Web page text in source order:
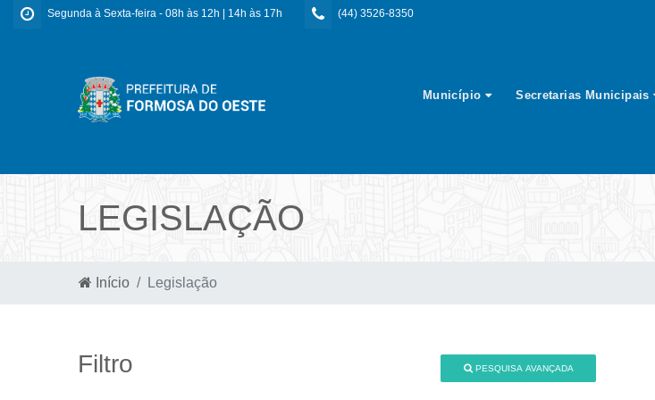
Segunda à Sexta-feira - 08h às 12h | 14h às 17h (44) 3526-8350
Município Secretarias Municipais
LEGISLAÇÃO
Início Legislação
Filtro PESQUISA AVANÇADA